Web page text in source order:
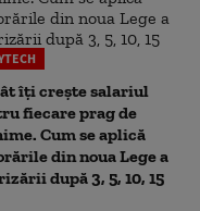
îți crește salariul
fiecare prag de
Cum se aplică
din noua Lege a
după 3, 5, 10, 15